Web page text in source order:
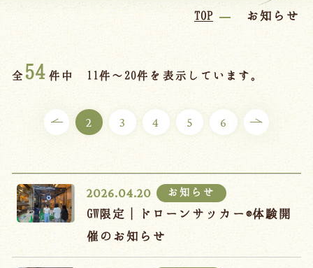
TOP お知らせ
全54 件中 11件～20件を表示しています。
2 3 4 5 6
2026.04.20 お知らせ
GW限定｜ドローンサッカー®体験開
催のお知らせ
ご宿泊プラン
お部屋からプランを選ぶ
空室カレンダーから選ぶ
会議・団体 吉川屋で過ごす特別な日